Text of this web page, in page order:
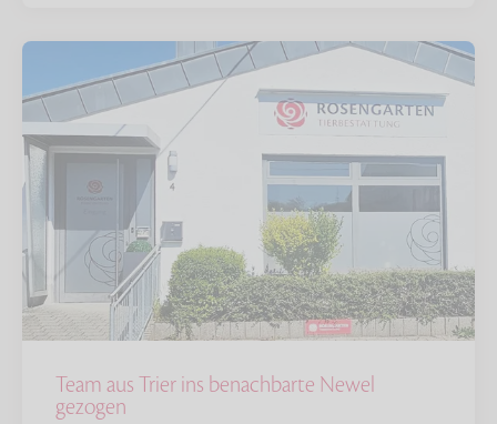
Team aus Trier ins benachbarte Newel
gezogen